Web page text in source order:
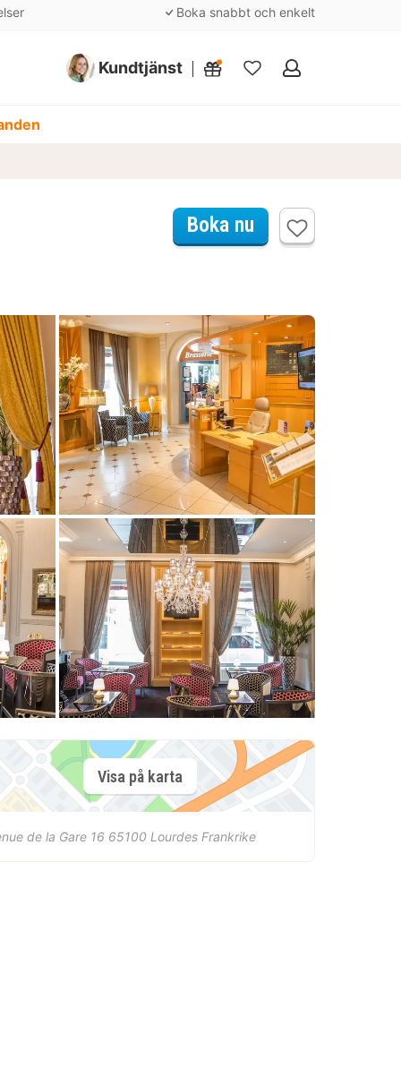
Boka snabbt och enkelt
Kundtjänst
Mina
Boka nu
Visa på karta
de la Gare 16 65100 Lourdes Frankrike